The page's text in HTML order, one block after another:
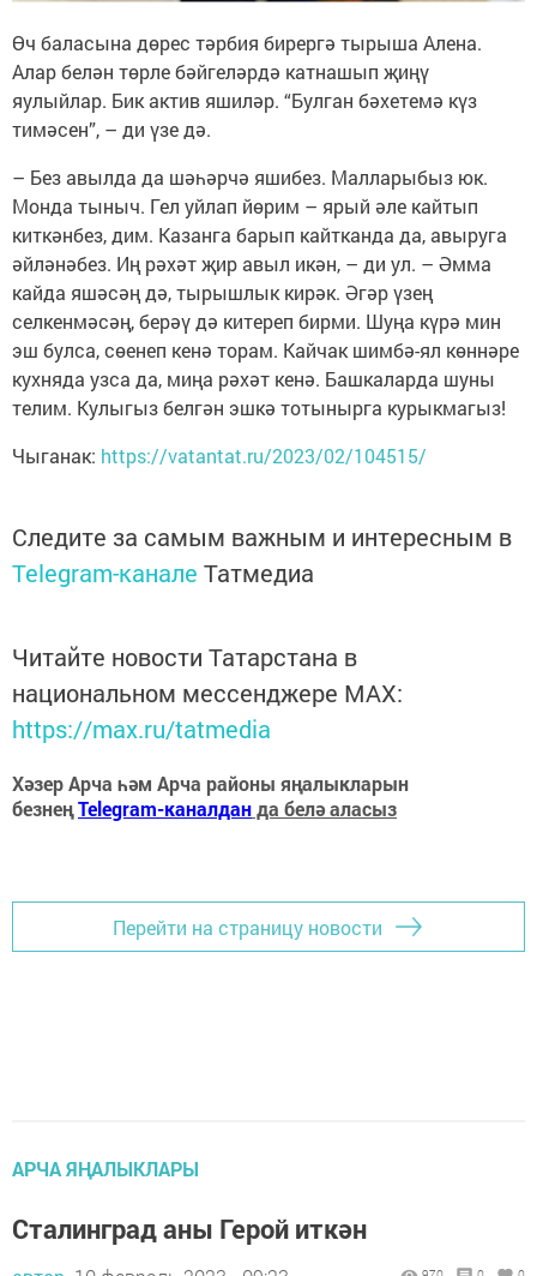
Өч баласына дөрес тәрбия бирергә тырыша Алена.
Алар белән төрле бәйгеләрдә катнашып җиңү
яулыйлар. Бик актив яшиләр. “Булган бәхетемә күз
тимәсен”, – ди үзе дә.
– Без авылда да шәһәрчә яшибез. Малларыбыз юк.
Монда тыныч. Гел уйлап йөрим – ярый әле кайтып
киткәнбез, дим. Казанга барып кайтканда да, авыруга
әйләнәбез. Иң рәхәт җир авыл икән, – ди ул. – Әмма
кайда яшәсәң дә, тырышлык кирәк. Әгәр үзең
селкенмәсәң, берәү дә китереп бирми. Шуңа күрә мин
эш булса, сөенеп кенә торам. Кайчак шимбә-ял көннәре
кухняда узса да, миңа рәхәт кенә. Башкаларда шуны
телим. Кулыгыз белгән эшкә тотынырга курыкмагыз!
Чыганак: https://vatantat.ru/2023/02/104515/
Следите за самым важным и интересным в
Telegram-канале Татмедиа
Читайте новости Татарстана в
национальном мессенджере MАХ:
https://max.ru/tatmedia
Хәзер Арча һәм Арча районы яңалыкларын
безнеңTelegram-каналданда белә аласыз
Перейти на страницу новости
АРЧА ЯҢАЛЫКЛАРЫ
Сталинград аны Герой иткән